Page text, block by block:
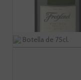
Botella de 75cl.